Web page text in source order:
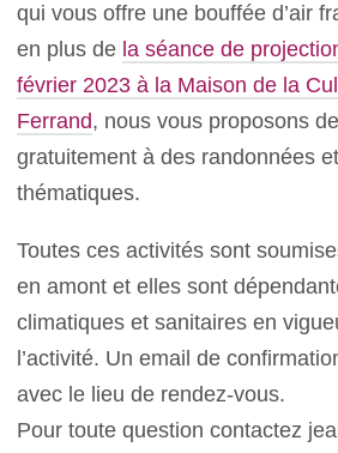
qui vous offre une bouffée d’air
en plus de la séance de
février 2023 à la Maison de la
Ferrand, nous vous proposons
gratuitement à des randonnées
thématiques.
Toutes ces activités sont
en amont et elles sont
climatiques et sanitaires en
l’activité. Un email de
avec le lieu de rendez-vous.
Pour toute question contactez